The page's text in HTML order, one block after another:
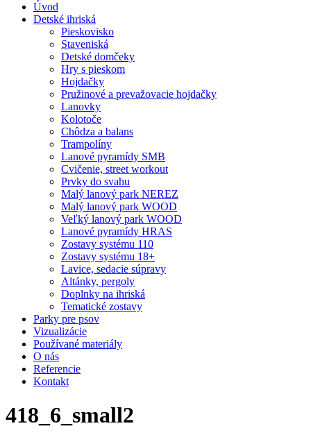
Úvod
Detské ihriská
Pieskovisko
Staveniská
Detské domčeky
Hry s pieskom
Hojdačky
Pružinové a prevažovacie hojdačky
Lanovky
Kolotoče
Chôdza a balans
Trampolíny
Lanové pyramídy SMB
Cvičenie, street workout
Prvky do svahu
Malý lanový park NEREZ
Malý lanový park WOOD
Veľký lanový park WOOD
Lanové pyramídy HRAS
Zostavy systému 110
Zostavy systému 18+
Lavice, sedacie súpravy
Altánky, pergoly
Doplnky na ihriská
Tematické zostavy
Parky pre psov
Vizualizácie
Používané materiály
O nás
Referencie
Kontakt
418_6_small2